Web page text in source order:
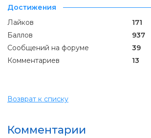
Достижения
Лайков
171
Баллов
937
Сообщений на форуме
39
Комментариев
13
Возврат к списку
Комментарии